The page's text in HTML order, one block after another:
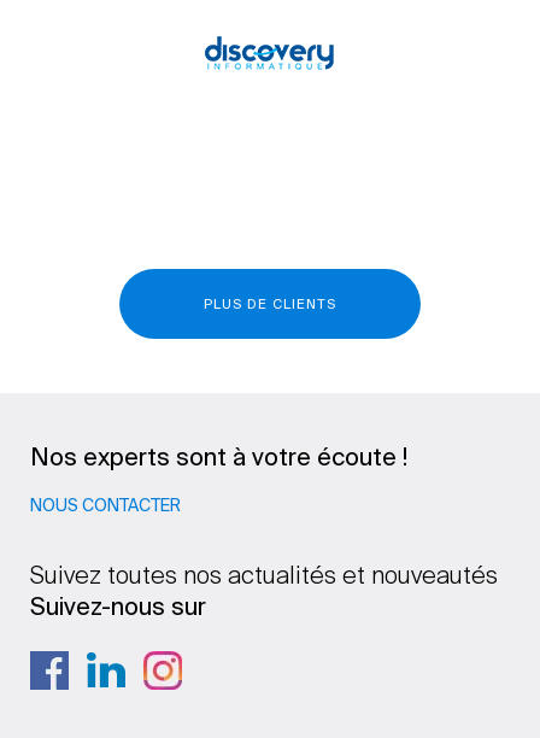
PLUS DE CLIENTS
Nos experts sont à votre écoute !
NOUS CONTACTER
Suivez toutes nos actualités et nouveautés
Suivez-nous sur